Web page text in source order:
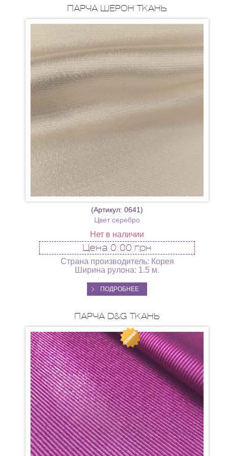
ПАРЧА ШЕРОН ТКАНЬ
(Артикул: 0641)
Цвет серебро
Нет в наличии
Цена 0.00 грн
Страна производитель: Корея
Ширина рулона: 1.5 м.
ПОДРОБНЕЕ
ПАРЧА D&G ТКАНЬ